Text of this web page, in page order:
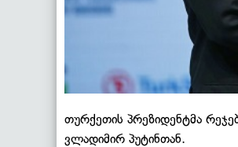
თურქეთის პრეზიდენტმა
ვლადიმირ პუტინთან.